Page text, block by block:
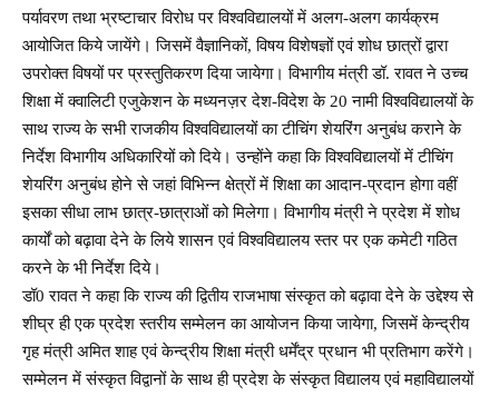
पर्यावरण तथा भ्रष्टाचार विरोध पर विश्वविद्यालयों में अलग-अलग कार्यक्रम
आयोजित किये जायेंगे। जिसमें वैज्ञानिकों, विषय विशेषज्ञों एवं शोध छात्रों द्वारा
उपरोक्त विषयों पर प्रस्तुतिकरण दिया जायेगा। विभागीय मंत्री डॉ. रावत ने उच्च
शिक्षा में क्वालिटी एजुकेशन के मध्यनज़र देश-विदेश के 20 नामी विश्वविद्यालयों के
साथ राज्य के सभी राजकीय विश्वविद्यालयों का टीचिंग शेयरिंग अनुबंध कराने के
निर्देश विभागीय अधिकारियों को दिये। उन्होंने कहा कि विश्वविद्यालयों में टीचिंग
शेयरिंग अनुबंध होने से जहां विभिन्न क्षेत्रों में शिक्षा का आदान-प्रदान होगा वहीं
इसका सीधा लाभ छात्र-छात्राओं को मिलेगा। विभागीय मंत्री ने प्रदेश में शोध
कार्यों को बढ़ावा देने के लिये शासन एवं विश्वविद्यालय स्तर पर एक कमेटी गठित
करने के भी निर्देश दिये।
डॉ0 रावत ने कहा कि राज्य की द्वितीय राजभाषा संस्कृत को बढ़ावा देने के उद्देश्य से
शीघ्र ही एक प्रदेश स्तरीय सम्मेलन का आयोजन किया जायेगा, जिसमें केन्द्रीय
गृह मंत्री अमित शाह एवं केन्द्रीय शिक्षा मंत्री धर्मेंद्र प्रधान भी प्रतिभाग करेंगे।
सम्मेलन में संस्कृत विद्वानों के साथ ही प्रदेश के संस्कृत विद्यालय एवं महाविद्यालयों